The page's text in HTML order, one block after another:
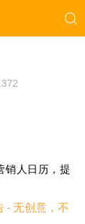
销人日历，提